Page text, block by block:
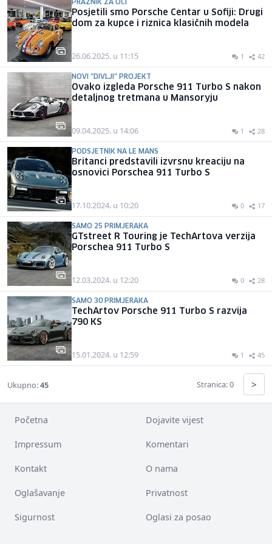
PRAZNIK ZA OČI
Posjetili smo Porsche Centar u Sofiji: Drugi
dom za kupce i riznica klasičnih modela
26.06.2025. u 11:15 1 42
NOVI "DIVLJI" PROJEKT
Ovako izgleda Porsche 911 Turbo S nakon
detaljnog tretmana u Mansoryju
09.04.2025. u 14:06 1 28
PODSJETNIK NA LE MANS
Britanci predstavili izvrsnu kreaciju na
osnovici Porschea 911 Turbo S
17.10.2024. u 10:20 0 17
SAMO 25 PRIMJERAKA
GTstreet R Touring je TechArtova verzija
Porschea 911 Turbo S
12.03.2024. u 12:20 0 28
SAMO 30 PRIMJERAKA
TechArtov Porsche 911 Turbo S razvija
790 KS
15.01.2024. u 12:59 1 45
Ukupno:45 Stranica: 0 >
Početna Dojavite vijest
Impressum Komentari
Kontakt O nama
Oglašavanje Privatnost
Sigurnost Oglasi za posao